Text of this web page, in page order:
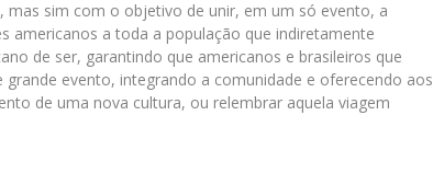
sim com o objetivo de unir, em um só evento, a
americanos a toda a população que indiretamente
de ser, garantindo que americanos e brasileiros que
evento, integrando a comunidade e oferecendo aos
de uma nova cultura, ou relembrar aquela viagem